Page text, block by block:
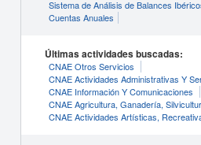
Sistema de Análisis de Balances
Cuentas Anuales
Últimas actividades buscadas:
CNAE Otros Servicios
CNAE Actividades Administrativas Y
CNAE Información Y Comunicaciones
CNAE Agricultura, Ganadería,
CNAE Actividades Artísticas,